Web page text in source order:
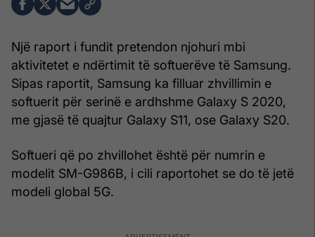
Një raport i fundit pretendon njohuri mbi
aktivitetet e ndërtimit të softuerëve të Samsung.
Sipas raportit, Samsung ka filluar zhvillimin e
softuerit për serinë e ardhshme Galaxy S 2020,
me gjasë të quajtur Galaxy S11, ose Galaxy S20.
Softueri që po zhvillohet është për numrin e
modelit SM-G986B, i cili raportohet se do të jetë
modeli global 5G.